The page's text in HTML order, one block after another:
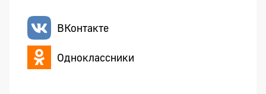
ВКонтакте
Одноклассники